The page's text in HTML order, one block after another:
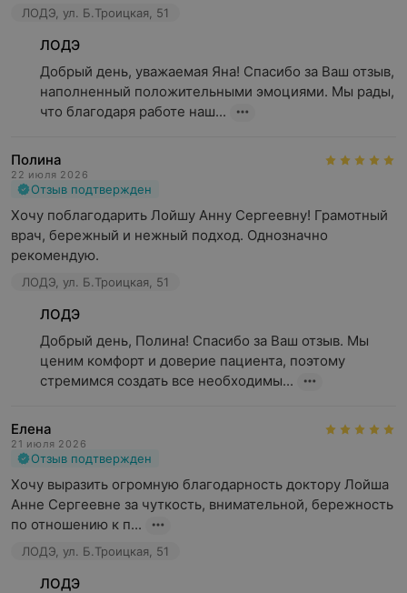
ЛОДЭ, ул. Б.Троицкая, 51
ЛОДЭ
Добрый день, уважаемая Яна! Спасибо за Ваш отзыв,
наполненный положительными эмоциями. Мы рады,
что благодаря работе наш...
Полина
22 июля 2026
Отзыв подтвержден
Хочу поблагодарить Лойшу Анну Сергеевну! Грамотный
врач, бережный и нежный подход. Однозначно
рекомендую.
ЛОДЭ, ул. Б.Троицкая, 51
ЛОДЭ
Добрый день, Полина! Спасибо за Ваш отзыв. Мы
ценим комфорт и доверие пациента, поэтому
стремимся создать все необходимы...
Елена
21 июля 2026
Отзыв подтвержден
Хочу выразить огромную благодарность доктору Лойша
Анне Сергеевне за чуткость, внимательной, бережность
по отношению к п...
ЛОДЭ, ул. Б.Троицкая, 51
ЛОДЭ